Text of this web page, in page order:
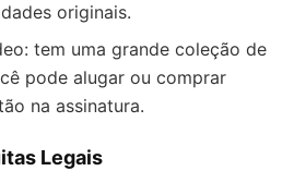
originais.
tem uma grande coleção de
pode alugar ou comprar
na assinatura.
Legais